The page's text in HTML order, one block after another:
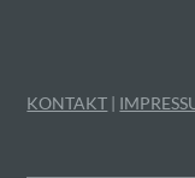
KONTAKT | Daten
davon,